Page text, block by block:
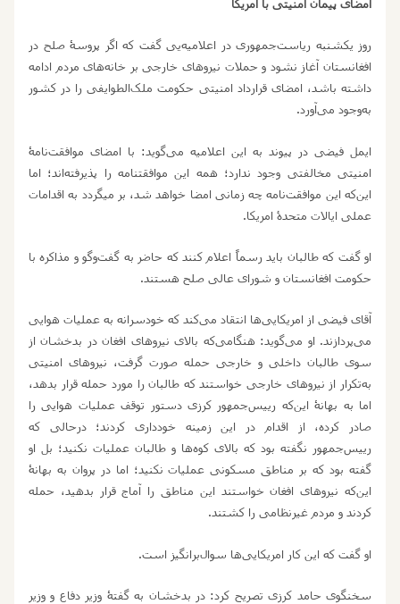
امضای پیمان امنیتی با امریکا
روز یکشنبه ریاست‌جمهوری در اعلامیهیی گفت که اگر پروسۀ صلح در
افغانستان آغاز نشود و حملات نیروهای خارجی بر خانههای مردم ادامه
داشته باشد، امضای قرارداد امنیتی حکومت ملکالطوایفی را در کشور
به‌وجود میآورد.
ایمل فیضی در پیوند به این اعلامیه میگوید: با امضای موافقت‌نامۀ
امنیتی مخالفتی وجود ندارد؛ همه این موافقتنامه را پذیرفته‌اند؛ اما
این‌که این موافقت‌نامه چه زمانی امضا خواهد شد، بر می‏گردد به اقدامات
عملی ایالات متحدۀ امریکا.
او گفت که طالبان باید رسماً اعلام کنند که حاضر به گفتوگو و مذاکره با
حکومت افغانستان و شورای عالی صلح هستند.
آقای فیضی از امریکاییها انتقاد میکند که خودسرانه به عملیات هوایی
میپردازند. او میگوید: هنگامی‌که بالای نیروهای افغان در بدخشان از
سوی طالبان داخلی و خارجی حمله صورت گرفت، نیروهای امنیتی
به‌تکرار از نیروهای خارجی خواستند که طالبان را مورد حمله قرار بدهد،
اما به بهانۀ این‌که رییس‏جمهور کرزی دستور توقف عملیات هوایی را
صادر کرده، از اقدام در این زمینه خودداری کردند؛ درحالی که
رییس‏جمهور نگفته بود که بالای کوهها و طالبان عملیات نکنید؛ بل او
گفته بود که بر مناطق مسکونی عملیات نکنید؛ اما در پروان به بهانۀ
این‌که نیروهای افغان خواستند این مناطق را آماج قرار بدهید، حمله
کردند و مردم غیرنظامی را کشتند.
او گفت که این کار امریکاییها سوالبرانگیز است.
سخنگوی حامد کرزی تصریح کرد: در بدخشان به گفتۀ وزیر دفاع و وزیر